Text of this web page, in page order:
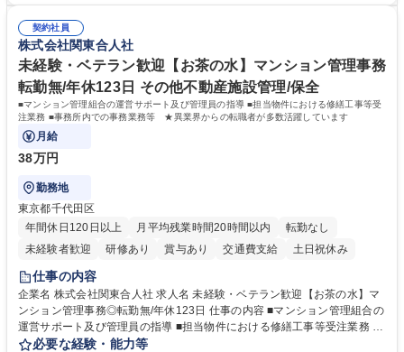
管理 ・福利厚生関連 ・職員からの問合せ、相談対応 ・その他日常の総務
業務全般 募集職種 【東京／文京区】公益財団法人の総務人事業務／年間
休日125日
契約社員
株式会社関東合人社
未経験・ベテラン歓迎【お茶の水】マンション管理事務
転勤無/年休123日 その他不動産施設管理/保全
■マンション管理組合の運営サポート及び管理員の指導 ■担当物件における修繕工事等受
注業務 ■事務所内での事務業務等 ★異業界からの転職者が多数活躍しています
月給
38万円
勤務地
東京都千代田区
年間休日120日以上
月平均残業時間20時間以内
転勤なし
未経験者歓迎
研修あり 賞与あり 交通費支給 土日祝休み
仕事の内容
企業名 株式会社関東合人社 求人名 未経験・ベテラン歓迎【お茶の水】マ
ンション管理事務◎転勤無/年休123日 仕事の内容 ■マンション管理組合の
運営サポート及び管理員の指導 ■担当物件における修繕工事等受注業務 ■
事務所内での事務業務等 ★異業界からの転職者が多数活躍しています
必要な経験・能力等